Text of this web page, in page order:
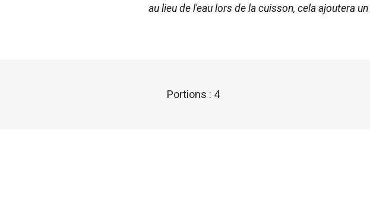
au lieu de l'eau lors de la cuisson, cela ajoutera
Portions : 4